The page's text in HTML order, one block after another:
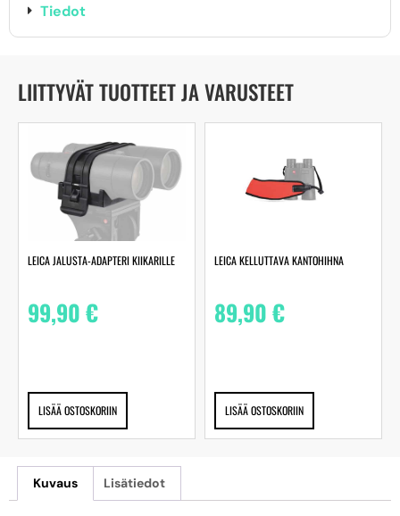
Tiedot
LIITTYVÄT TUOTTEET JA VARUSTEET
LEICA JALUSTA-ADAPTERI KIIKARILLE
99,90€
LISÄÄ OSTOSKORIIN
LEICA KELLUTTAVA KANTOHIHNA
89,90€
LISÄÄ OSTOSKORIIN
Kuvaus Lisätiedot